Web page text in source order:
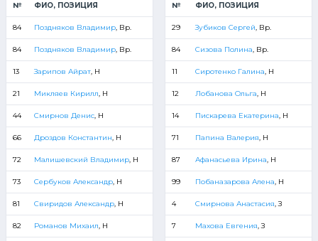
№ ФИО, ПОЗИЦИЯ
84 Поздняков Владимир, Вр.
84 Поздняков Владимир, Вр.
13 Зарипов Айрат, Н
21 Микляев Кирилл, Н
44 Смирнов Денис, Н
66 Дроздов Константин, Н
72 Малишевский Владимир, Н
73 Сербуков Александр, Н
81 Свиридов Александр, Н
82 Романов Михаил, Н
№ ФИО, ПОЗИЦИЯ
29 Зубиков Сергей, Вр.
84 Сизова Полина, Вр.
11 Сиротенко Галина, Н
12 Лобанова Ольга, Н
14 Пискарева Екатерина, Н
71 Папина Валерия, Н
87 Афанасьева Ирина, Н
99 Побаназарова Алена, Н
4 Смирнова Анастасия, З
7 Махова Евгения, З